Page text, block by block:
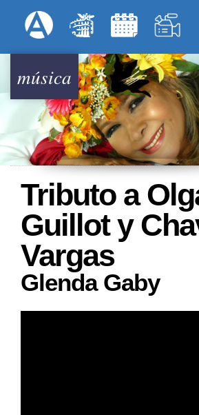
al
principal
Menú Superior
música
Tributo a
Guillot y
Vargas
Glenda Gaby